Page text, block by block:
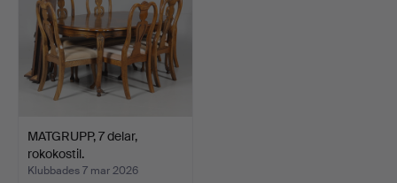
MATGRUPP, 7 delar,
rokokostil.
Klubbades 7 mar 2026